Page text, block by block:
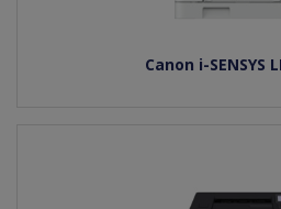
Canon i-SENSYS